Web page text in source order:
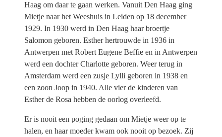
Haag om daar te gaan werken. Vanuit Den Haag ging
Mietje naar het Weeshuis in Leiden op 18 december
1929. In 1930 werd in Den Haag haar broertje
Salomon geboren. Esther hertrouwde in 1936 in
Antwerpen met Robert Eugene Beffie en in Antwerpen
werd een dochter Charlotte geboren. Weer terug in
Amsterdam werd een zusje Lylli geboren in 1938 en
een zoon Joop in 1940. Alle vier de kinderen van
Esther de Rosa hebben de oorlog overleefd.
Er is nooit een poging gedaan om Mietje weer op te
halen, en haar moeder kwam ook nooit op bezoek. Zij